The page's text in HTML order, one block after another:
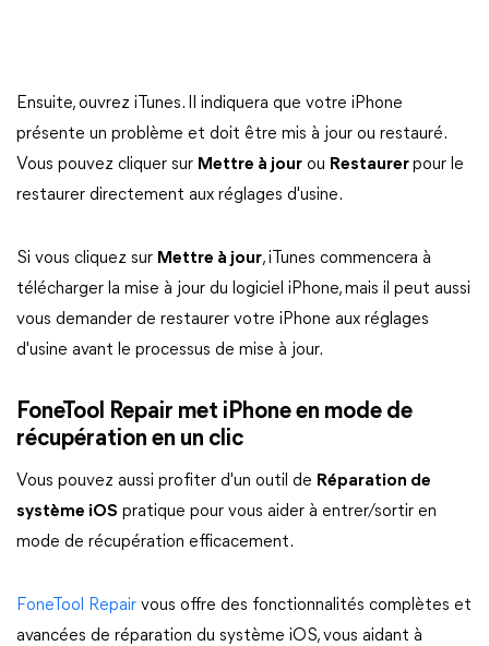
Ensuite, ouvrez iTunes. Il indiquera que votre iPhone
présente un problème et doit être mis à jour ou restauré.
Vous pouvez cliquer sur Mettre à jour ou Restaurerpour le
restaurer directement aux réglages d'usine.
Si vous cliquez sur Mettre à jour, iTunes commencera à
télécharger la mise à jour du logiciel iPhone, mais il peut aussi
vous demander de restaurer votre iPhone aux réglages
d'usine avant le processus de mise à jour.
FoneTool Repair met iPhone en mode de
récupération en un clic
Vous pouvez aussi profiter d'un outil de Réparation de
système iOS pratique pour vous aider à entrer/sortir en
mode de récupération efficacement.
FoneTool Repair vous offre des fonctionnalités complètes et
avancées de réparation du système iOS, vous aidant à